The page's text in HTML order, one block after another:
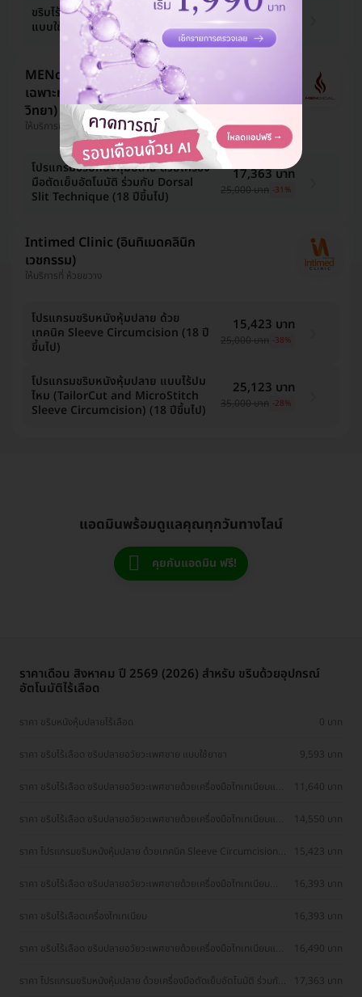
ขริบไร้เลือด ขริบปลายอวัยวะเพศชาย
แบบใช้ยาชา
9,593 บาท
29,900 บาท -68%
MENdical Clinic (เมนดีคอล คลินิก
เฉพาะทางด้านเวชกรรมศัลยศาสตร์ยูโร
วิทยา)
ให้บริการที่ ทวีวัฒนา
โปรแกรมขริบหนังหุ้มปลาย ด้วยเครื่อง
มือตัดเย็บอัตโนมัติ ร่วมกับ Dorsal
Slit Technique (18 ปีขึ้นไป)
17,363 บาท
25,000 บาท -31%
Intimed Clinic (อินทิเมดคลินิก
เวชกรรม)
ให้บริการที่ ห้วยขวาง
โปรแกรมขริบหนังหุ้มปลาย ด้วย
เทคนิค Sleeve Circumcision (18 ปี
ขึ้นไป)
15,423 บาท
25,000 บาท -38%
โปรแกรมขริบหนังหุ้มปลาย แบบไร้ปม
ไหม (TailorCut and MicroStitch
Sleeve Circumcision) (18 ปีขึ้นไป)
25,123 บาท
35,000 บาท -28%
แอดมินพร้อมดูแลคุณทุกวันทางไลน์
คุยกับแอดมิน ฟรี!
ราคาเดือน สิงหาคม ปี 2569 (2026) สำหรับ ขริบด้วยอุปกรณ์
อัตโนมัติไร้เลือด
ราคา ขริบหนังหุ้มปลายไร้เลือด 0 บาท
ราคา ขริบไร้เลือด ขริบปลายอวัยวะเพศชาย แบบใช้ยาชา 9,593 บาท
ราคา ขริบไร้เลือด ขริบปลายอวัยวะเพศชายด้วยเครื่องมือไทเทเนียมและ
11,640 บาท
ราคา ขริบไร้เลือด ขริบปลายอวัยวะเพศชายด้วยเครื่องมือไทเทเนียมและ
14,550 บาท
ราคา โปรแกรมขริบหนังหุ้มปลาย ด้วยเทคนิค Sleeve Circumcision
15,423 บาท
ราคา ขริบไร้เลือด ขริบปลายอวัยวะเพศชายด้วยเครื่องมือไทเทเนียม
16,393 บาท
ราคา ขริบไร้เลือดเครื่องไทเทเนียม 16,393 บาท
ราคา ขริบไร้เลือด ขริบปลายอวัยวะเพศชายด้วยเครื่องมือไทเทเนียมและ
เท่านั้น
16,490 บาท
ราคา โปรแกรมขริบหนังหุ้มปลาย ด้วยเครื่องมือตัดเย็บอัตโนมัติ ร่วมกับ
17,363 บาท